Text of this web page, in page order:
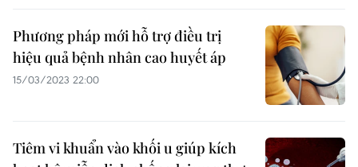
Phương pháp mới hỗ trợ điều trị
hiệu quả bệnh nhân cao huyết áp
15/03/2023 22:00
Tiêm vi khuẩn vào khối u giúp kích